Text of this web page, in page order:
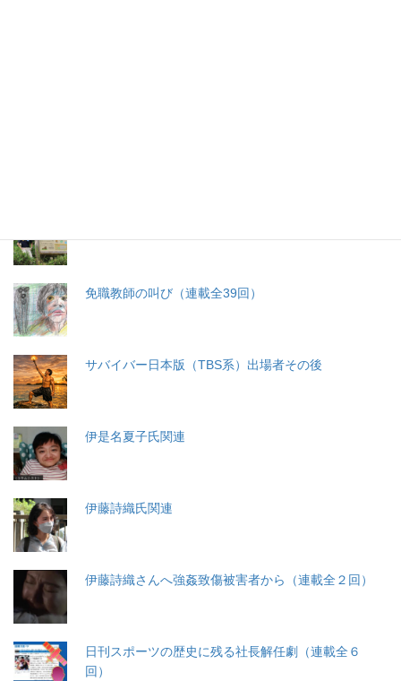
免職教師の叫び（連載全39回）
サバイバー日本版（TBS系）出場者その後
伊是名夏子氏関連
伊藤詩織氏関連
伊藤詩織さんへ強姦致傷被害者から（連載全２回）
日刊スポーツの歴史に残る社長解任劇（連載全６
回）